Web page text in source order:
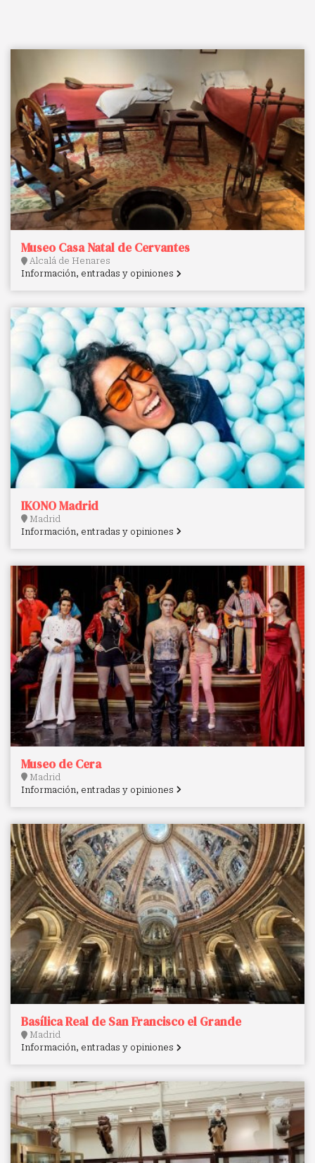
Museo Casa Natal de Cervantes
Alcalá de Henares
Información, entradas y opiniones
IKONO Madrid
Madrid
Información, entradas y opiniones
Museo de Cera
Madrid
Información, entradas y opiniones
Basílica Real de San Francisco el Grande
Madrid
Información, entradas y opiniones